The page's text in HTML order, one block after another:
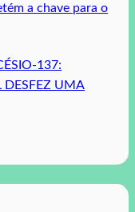
a chave para o
137:
UMA